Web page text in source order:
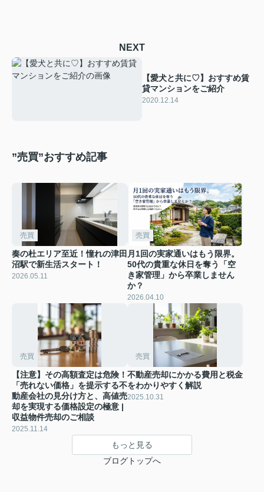
NEXT
【愛犬と共に♡】おすすめ賃
貸マンションをご紹介
2020.12.14
”売買”おすすめ記事
売買
奏の杜エリア至近！憧れの津田
沼駅で新生活スタート！
2026.05.11
売買
月1回の実家通いはもう限界。
50代の貴重な休日を奪う「空
き家管理」から卒業しません
か？
2026.04.10
売買
【注意】その高額査定は危険！
「売れない価格」を提示する不
動産会社の見分け方と、高値売
却を実現する価格設定の極意 |
収益物件売却のご相談
2025.11.14
売買
不動産売却にかかる費用と税金
をわかりやすく解説
2025.10.31
もっと見る
ブログトップへ